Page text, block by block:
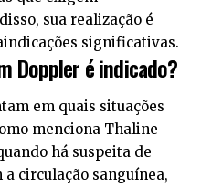
sua realização é
significativas.
Doppler é indicado?
em quais situações
menciona Thaline
há suspeita de
circulação sanguínea,